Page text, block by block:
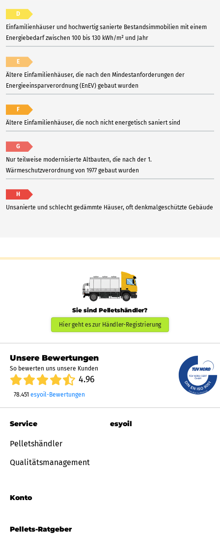
D
Einfamilienhäuser und hochwertig sanierte Bestandsimmobilien mit einem
Energiebedarf zwischen 100 bis 130 kWh/m² und Jahr
E
Ältere Einfamilienhäuser, die nach den Mindestanforderungen der
Energieeinsparverordnung (EnEV) gebaut wurden
F
Ältere Einfamilienhäuser, die noch nicht energetisch saniert sind
G
Nur teilweise modernisierte Altbauten, die nach der 1.
Wärmeschutzverordnung von 1977 gebaut wurden
H
Unsanierte und schlecht gedämmte Häuser, oft denkmalgeschützte Gebäude
Sie sind Pelletshändler?
Hier geht es zur Händler-Registrierung
Unsere Bewertungen
So bewerten uns unsere Kunden
4.96
78.451 esyoil-Bewertungen
Pellets-Ratgeber
Service
Pelletshändler
Qualitätsmanagement
Konto
esyoil